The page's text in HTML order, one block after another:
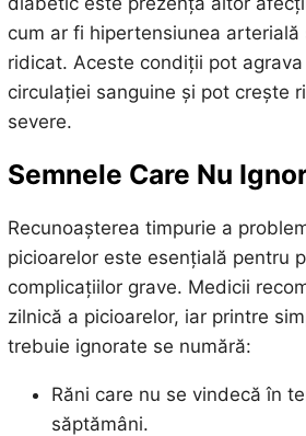
cum ar fi hipertensiunea arterială
ridicat. Aceste condiții pot
circulației sanguine și pot crește
severe.
Semnele Care Nu
Recunoașterea timpurie a
picioarelor este esențială pentru
complicațiilor grave. Medicii
zilnică a picioarelor, iar printre
trebuie ignorate se numără:
Răni care nu se vindecă în
săptămâni.